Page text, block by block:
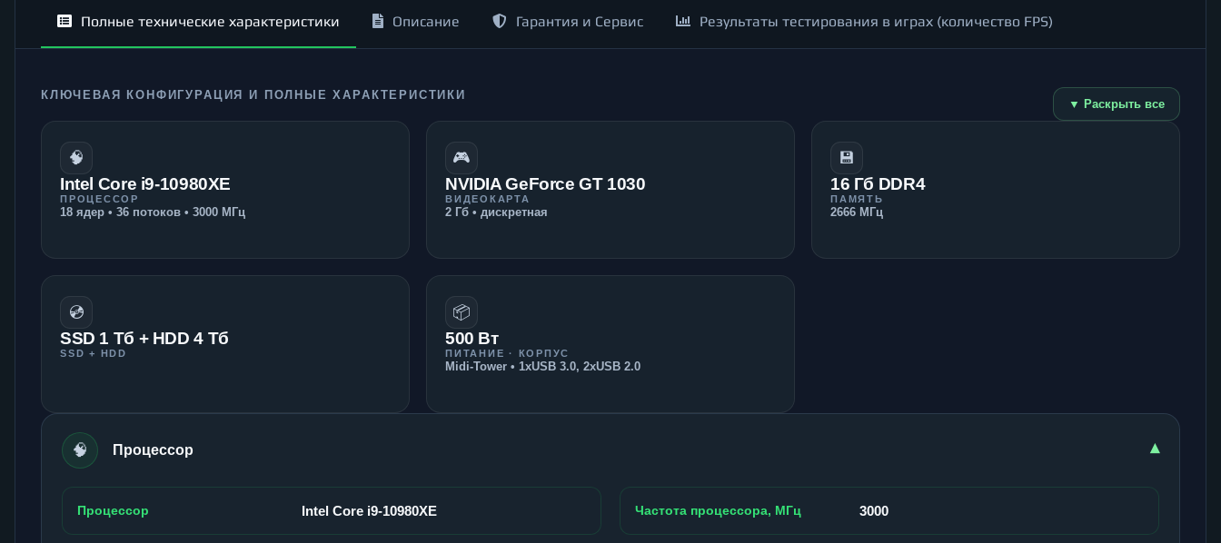
Полные технические характеристики Описание Гарантия и Сервис Результаты тестирования в играх (количество FPS)
КЛЮЧЕВАЯ КОНФИГУРАЦИЯ И ПОЛНЫЕ ХАРАКТЕРИСТИКИ
▼ Раскрыть все
🧠
Intel Core i9-10980XE
ПРОЦЕССОР
18 ядер • 36 потоков • 3000 МГц
🎮
NVIDIA GeForce GT 1030
ВИДЕОКАРТА
2 Гб • дискретная
💾
16 Гб DDR4
ПАМЯТЬ
2666 МГц
💿
SSD 1 Тб + HDD 4 Тб
SSD + HDD
📦
500 Вт
ПИТАНИЕ · КОРПУС
Midi-Tower • 1xUSB 3.0, 2xUSB 2.0
🧠 Процессор ▾
Процессор Intel Core i9-10980XE Частота процессора, МГц 3000